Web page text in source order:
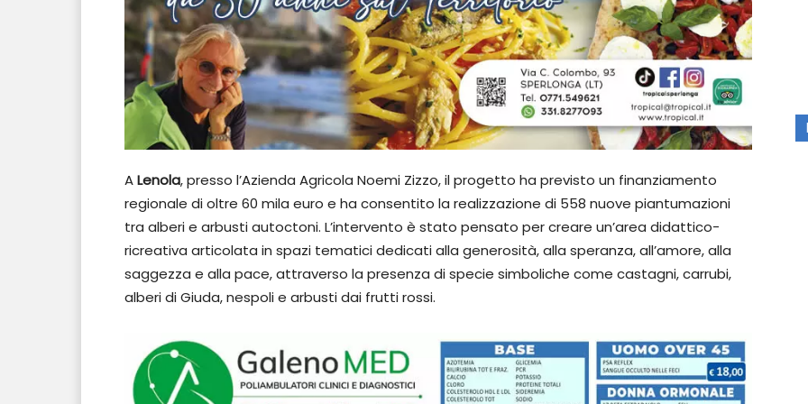
ALenola, presso l’Azienda Agricola Noemi Zizzo, il progetto ha previsto un finanziamento
regionale di oltre 60 mila euro e ha consentito la realizzazione di 558 nuove piantumazioni
tra alberi e arbusti autoctoni. L’intervento è stato pensato per creare un’area didattico-
ricreativa articolata in spazi tematici dedicati alla generosità, alla speranza, all’amore, alla
saggezza e alla pace, attraverso la presenza di specie simboliche come castagni, carrubi,
alberi di Giuda, nespoli e arbusti dai frutti rossi.